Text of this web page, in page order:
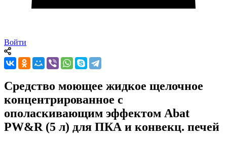
Войти
Средство моющее жидкое щелочное
концентрированное с
ополаскивающим эффектом Abat
PW&R (5 л) для ПКА и конвекц. печей